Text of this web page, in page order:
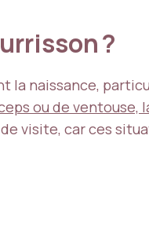
?
la naissance,
ou de
visite, car ces